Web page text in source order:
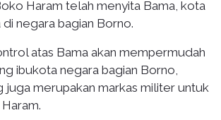
Haram telah menyita Bama, kota
negara bagian Borno.
atas Bama akan mempermudah
ibukota negara bagian Borno,
juga merupakan markas militer untuk